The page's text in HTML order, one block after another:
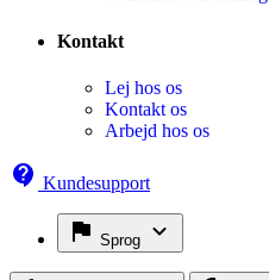
Kontakt
Lej hos os
Kontakt os
Arbejd hos os
Kundesupport
Sprog